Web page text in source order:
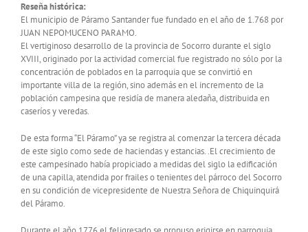
Reseña histórica:
El municipio de Páramo Santander fue fundado en el año de 1.768 por
JUAN NEPOMUCENO PARAMO.
El vertiginoso desarrollo de la provincia de Socorro durante el siglo
XVIII, originado por la actividad comercial fue registrado no sólo por la
concentración de poblados en la parroquia que se convirtió en
importante villa de la región, sino además en el incremento de la
población campesina que residía de manera aledaña, distribuida en
caseríos y veredas.
De esta forma “El Páramo” ya se registra al comenzar la tercera década
de este siglo como sede de haciendas y estancias. .El crecimiento de
este campesinado había propiciado a medidas del siglo la edificación
de una capilla, atendida por frailes o tenientes del párroco del Socorro
en su condición de vicepresidente de Nuestra Señora de Chiquinquirá
del Páramo.